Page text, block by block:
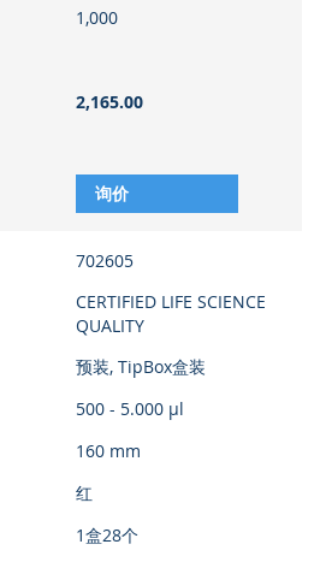
1,000
2,165.00
询价
702605
CERTIFIED LIFE SCIENCE
QUALITY
预装, TipBox盒装
500 - 5.000 µl
160 mm
红
1盒28个